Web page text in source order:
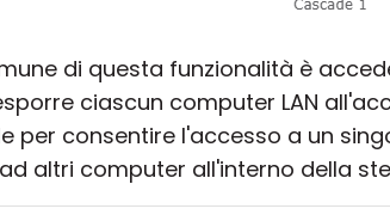
di questa funzionalità è
ciascun computer LAN
per consentire l'accesso a un
altri computer all'interno della